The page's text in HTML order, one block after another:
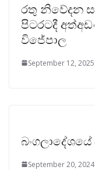
රතු නිවේදන
පිටරටදී
විජේපාල
September 12, 2025
September 20, 2024